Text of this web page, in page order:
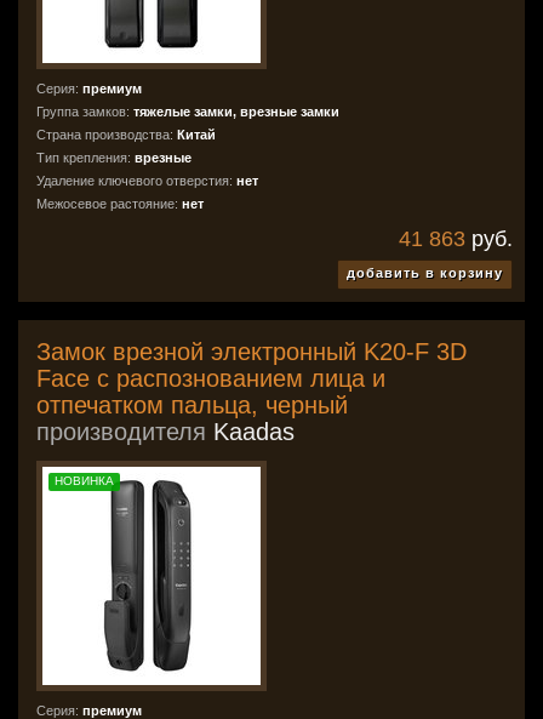
Серия: премиум
Группа замков: тяжелые замки, врезные замки
Страна производства: Китай
Тип крепления: врезные
Удаление ключевого отверстия: нет
Межосевое растояние: нет
41 863 руб.
добавить в корзину
Замок врезной электронный K20-F 3D
Face с распознованием лица и
отпечатком пальца, черный
производителя Kaadas
НОВИНКА
Серия: премиум